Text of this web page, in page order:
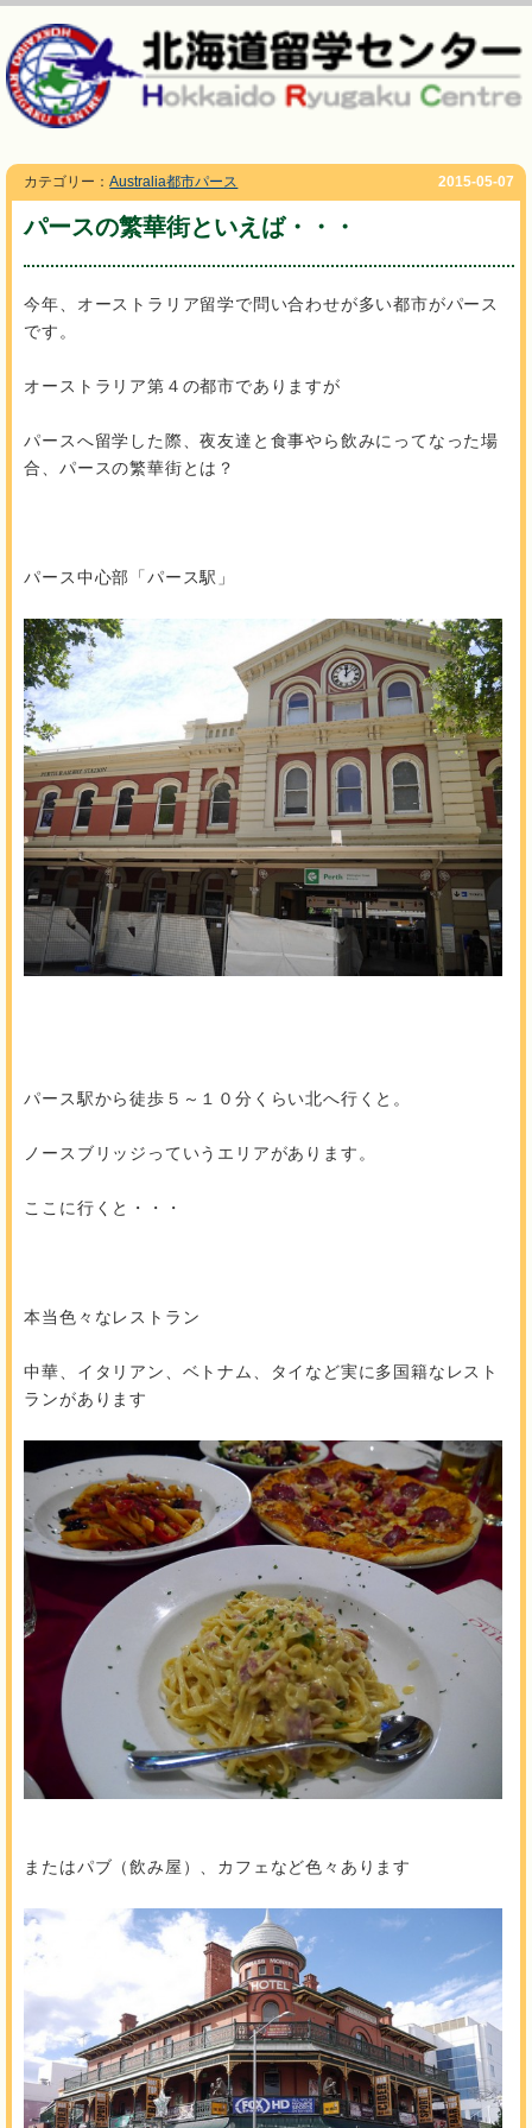
カテゴリー：Australia都市パース 2015-05-07
パースの繁華街といえば・・・
今年、オーストラリア留学で問い合わせが多い都市がパース
です。
オーストラリア第４の都市でありますが
パースへ留学した際、夜友達と食事やら飲みにってなった場
合、パースの繁華街とは？
パース中心部「パース駅」
パース駅から徒歩５～１０分くらい北へ行くと。
ノースブリッジっていうエリアがあります。
ここに行くと・・・
本当色々なレストラン
中華、イタリアン、ベトナム、タイなど実に多国籍なレスト
ランがあります
またはパブ（飲み屋）、カフェなど色々あります